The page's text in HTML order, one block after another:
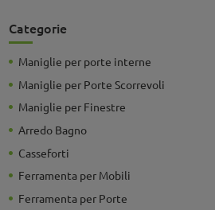
Categorie
Maniglie per porte interne
Maniglie per Porte Scorrevoli
Maniglie per Finestre
Arredo Bagno
Casseforti
Ferramenta per Mobili
Ferramenta per Porte